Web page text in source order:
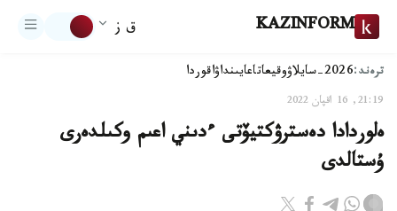
KAZINFORM ق ز
ترەند:2026-سايلاۋ وقيعاتاعايىنداۋاقوردا
21:19, 16 اقپان 2022
ەلوردادا دەسترۋكتيۆتى ءدىني اعىم وكىلدەرى
ۇستالدى